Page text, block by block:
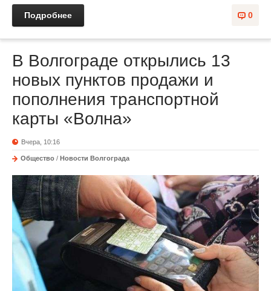
0
Подробнее
В Волгограде открылись 13
новых пунктов продажи и
пополнения транспортной
карты «Волна»
Вчера, 10:16
Общество / Новости Волгограда